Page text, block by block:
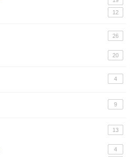
12
26
20
4
9
13
4